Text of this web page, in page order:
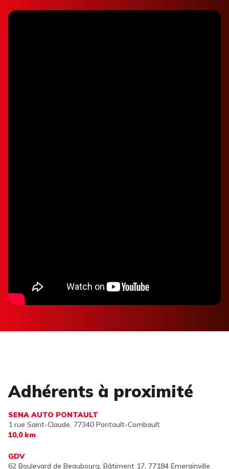
Adhérents à proximité
SENA AUTO PONTAULT
1 rue Saint-Claude, 77340 Pontault-Combault
10,0 km
GDV
62 Boulevard de Beaubourg, Bâtiment 17, 77184 Emerainville